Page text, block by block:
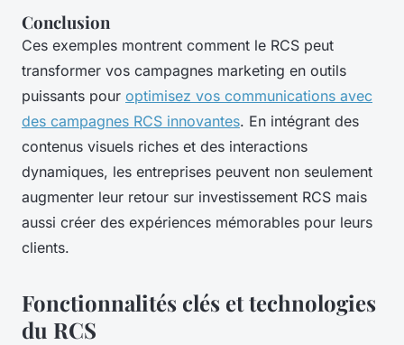
Conclusion
Ces exemples montrent comment le RCS peut
transformer vos campagnes marketing en outils
puissants pour optimisez vos communications avec
des campagnes RCS innovantes. En intégrant des
contenus visuels riches et des interactions
dynamiques, les entreprises peuvent non seulement
augmenter leur retour sur investissement RCS mais
aussi créer des expériences mémorables pour leurs
clients.
Fonctionnalités clés et technologies
du RCS